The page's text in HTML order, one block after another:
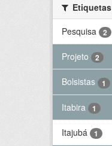
Etiquetas
Pesquisa
2
Projeto 2
Bolsistas 1
Itabira 1
Itajubá 1